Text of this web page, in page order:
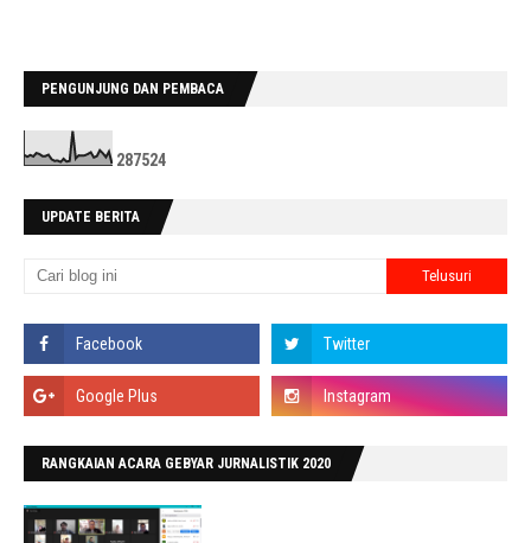
PENGUNJUNG DAN PEMBACA
287524
UPDATE BERITA
RANGKAIAN ACARA GEBYAR JURNALISTIK 2020